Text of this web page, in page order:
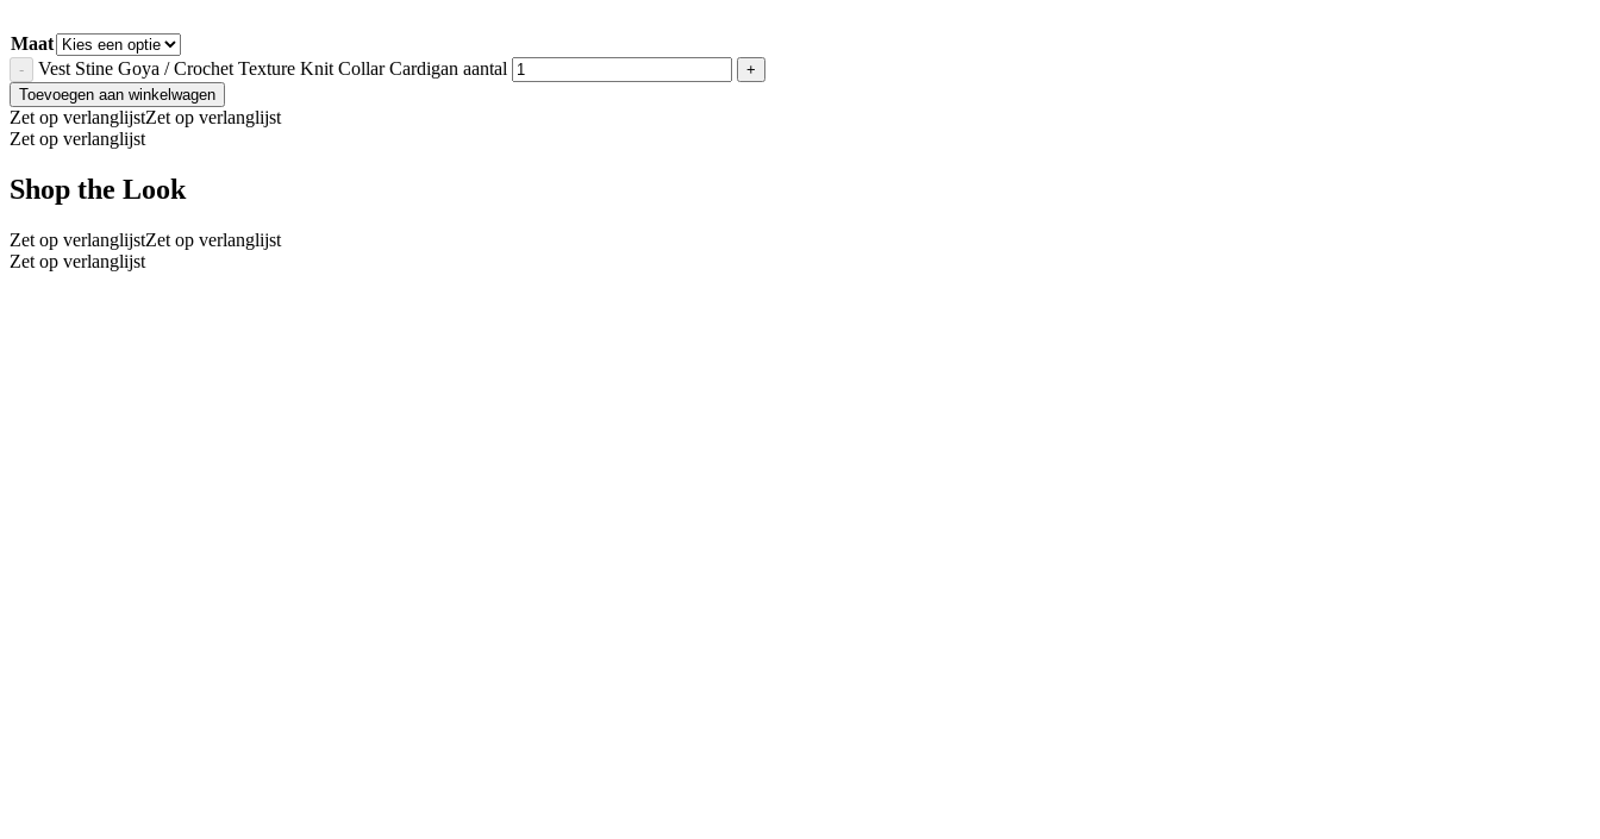
Maat
Vest Stine Goya / Crochet Texture Knit Collar Cardigan aantal
Toevoegen aan winkelwagen
Zet op verlanglijstZet op verlanglijst
Zet op verlanglijst
Shop the Look
Zet op verlanglijstZet op verlanglijst
Zet op verlanglijst